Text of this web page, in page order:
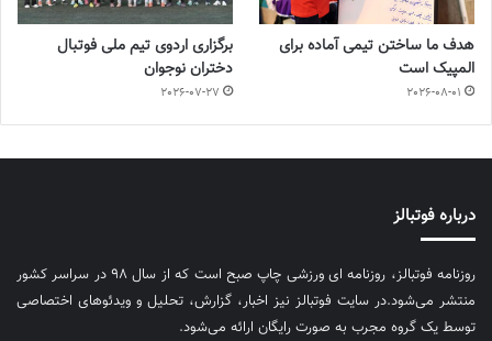
هدف ما ساختن تیمی آماده برای
المپیک است
2026-08-01
برگزاری اردوی تیم ملی فوتبال
دختران نوجوان
2026-07-27
درباره فوتبالز
روزنامه فوتبالز، روزنامه ای ورزشی چاپ صبح است که از سال ۹۸ در سراسر کشور
منتشر می‌شود.در سایت فوتبالز نیز اخبار، گزارش، تحلیل و ویدئوهای اختصاصی
توسط یک گروه مجرب به صورت رایگان ارائه می‌شود.